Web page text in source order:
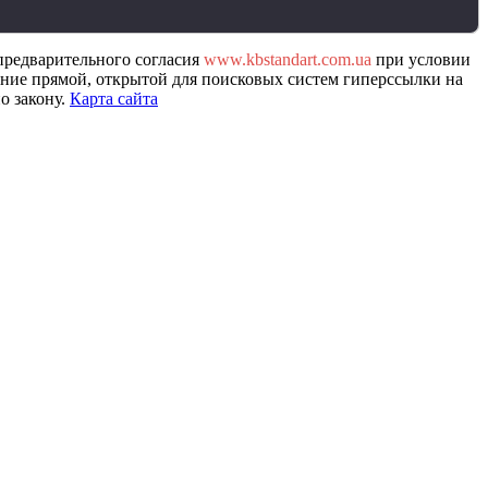
согласия www.kbstandart.com.ua при условии
прямой, открытой для поисковых систем гиперссылки на
закону. Карта сайта